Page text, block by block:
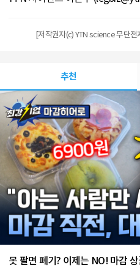
[저작권자(c) YTN science 무단전
추천
못 팔면 폐기? 이제는 NO! 마감